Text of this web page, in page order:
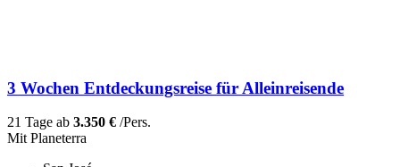
3 Wochen Entdeckungsreise für Alleinreisende
21 Tage ab 3.350 € /Pers.
Mit Planeterra